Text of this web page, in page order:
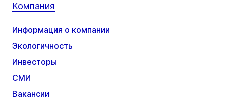
Компания
Информация о компании
Экологичность
Инвесторы
СМИ
Вакансии